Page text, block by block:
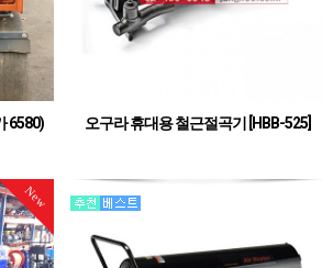
6580)
치 3.5
. (
오구라 휴대용 철근절곡기 [HBB-525]
New